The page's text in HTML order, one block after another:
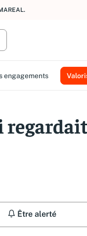
la recherche
engagements
Être alerté